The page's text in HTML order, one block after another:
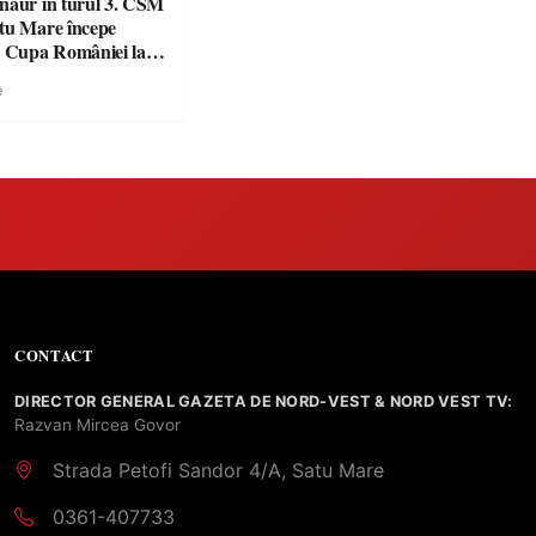
Mare începe
României la
CONTACT
DIRECTOR GENERAL GAZETA DE NORD-VEST & NORD VEST TV:
Razvan Mircea Govor
Strada Petofi Sandor 4/A, Satu Mare
0361-407733